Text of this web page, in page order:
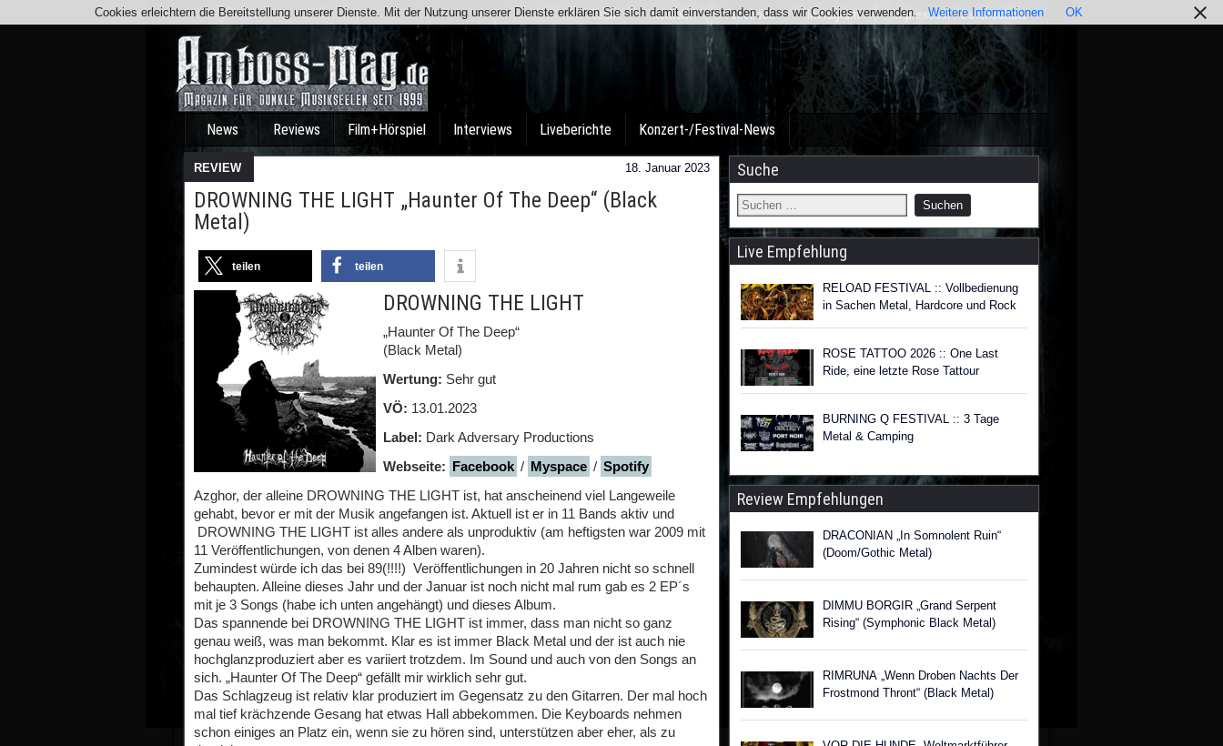
Team Kontakt Facebook Instagram Impressum / Datenschutz
News Reviews Film+Hörspiel Interviews Liveberichte Konzert-/Festival-News
REVIEW 18. Januar 2023
DROWNING THE LIGHT „Haunter Of The Deep“ (Black
Metal)
teilen teilen
DROWNING THE LIGHT
„Haunter Of The Deep“
(Black Metal)
Wertung: Sehr gut
VÖ: 13.01.2023
Label: Dark Adversary Productions
Webseite: Facebook / Myspace / Spotify
Azghor, der alleine DROWNING THE LIGHT ist, hat anscheinend viel Langeweile
gehabt, bevor er mit der Musik angefangen ist. Aktuell ist er in 11 Bands aktiv und
DROWNING THE LIGHT ist alles andere als unproduktiv (am heftigsten war 2009 mit
11 Veröffentlichungen, von denen 4 Alben waren).
Zumindest würde ich das bei 89(!!!!) Veröffentlichungen in 20 Jahren nicht so schnell
behaupten. Alleine dieses Jahr und der Januar ist noch nicht mal rum gab es 2 EP´s
mit je 3 Songs (habe ich unten angehängt) und dieses Album.
Das spannende bei DROWNING THE LIGHT ist immer, dass man nicht so ganz
genau weiß, was man bekommt. Klar es ist immer Black Metal und der ist auch nie
hochglanzproduziert aber es variiert trotzdem. Im Sound und auch von den Songs an
sich. „Haunter Of The Deep“ gefällt mir wirklich sehr gut.
Das Schlagzeug ist relativ klar produziert im Gegensatz zu den Gitarren. Der mal hoch
mal tief krächzende Gesang hat etwas Hall abbekommen. Die Keyboards nehmen
schon einiges an Platz ein, wenn sie zu hören sind, unterstützen aber eher, als zu
Suche
Live Empfehlung
RELOAD FESTIVAL :: Vollbedienung
in Sachen Metal, Hardcore und Rock
ROSE TATTOO 2026 :: One Last
Ride, eine letzte Rose Tattour
BURNING Q FESTIVAL :: 3 Tage
Metal & Camping
Review Empfehlungen
DRACONIAN „In Somnolent Ruin“
(Doom/Gothic Metal)
DIMMU BORGIR „Grand Serpent
Rising“ (Symphonic Black Metal)
RIMRUNA „Wenn Droben Nachts Der
Frostmond Thront“ (Black Metal)
Cookies erleichtern die Bereitstellung unserer Dienste. Mit der Nutzung unserer Dienste erklären Sie sich damit einverstanden, dass wir Cookies verwenden. Weitere Informationen OK